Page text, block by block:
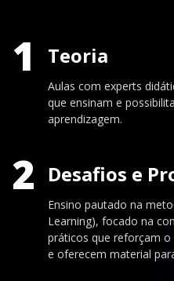
1 Teoria
Aulas com experts
que ensinam e
aprendizagem.
2 Desafios e
Ensino pautado na
Learning), focado na
práticos que reforçam
e oferecem material